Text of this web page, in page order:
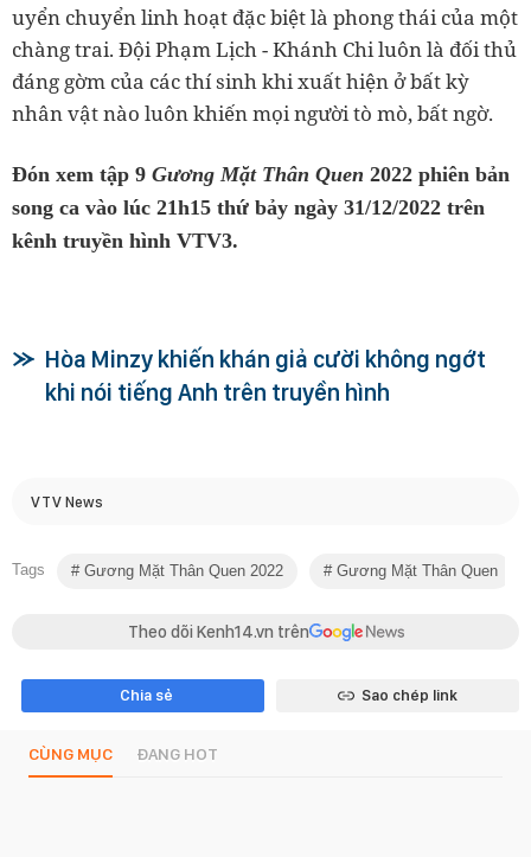
uyển chuyển linh hoạt đặc biệt là phong thái của một
chàng trai. Đội Phạm Lịch - Khánh Chi luôn là đối thủ
đáng gờm của các thí sinh khi xuất hiện ở bất kỳ
nhân vật nào luôn khiến mọi người tò mò, bất ngờ.
Đón xem tập 9 Gương Mặt Thân Quen 2022 phiên bản
song ca vào lúc 21h15 thứ bảy ngày 31/12/2022 trên
kênh truyền hình VTV3.
Hòa Minzy khiến khán giả cười không ngớt
khi nói tiếng Anh trên truyền hình
VTV News
Tags Gương Mặt Thân Quen 2022 Gương Mặt Thân Quen
Theo dõi Kenh14.vn trên
Chia sẻ Sao chép link
CÙNG MỤC ĐANG HOT